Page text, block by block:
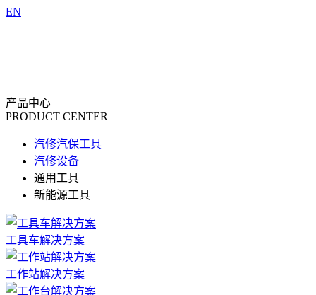
EN
产品中心
PRODUCT CENTER
汽修汽保工具
汽修设备
通用工具
新能源工具
工具车解决方案
工作站解决方案